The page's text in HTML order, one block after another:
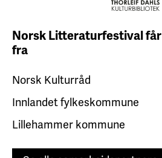
Norsk Litteraturfestival får
fra
Norsk Kulturråd
Innlandet fylkeskommune
Lillehammer kommune